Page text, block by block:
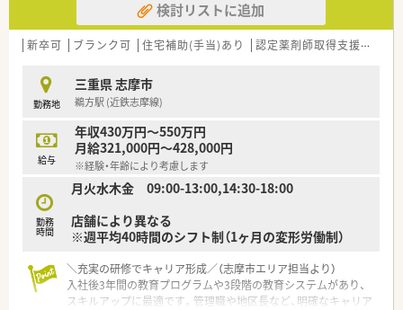
準がございます。子育て世代の方も活躍できる環境がございま
す。
★ライフワークバランス重視の方！
★地域密着の薬局で働きたい方！
検討リストに追加
新卒可 ブランク可 住宅補助(手当)あり 認定薬剤師取得支援あり
勤務地
三重県 志摩市
鵜方駅 (近鉄志摩線)
給与
年収430万円～550万円
月給321,000円～428,000円
※経験・年齢により考慮します
勤務
時間
月火水木金 09:00-13:00,14:30-18:00
店舗により異なる
※週平均40時間のシフト制（1ヶ月の変形労働制）
＼充実の研修でキャリア形成／（志摩市エリア担当より）
入社後3年間の教育プログラムや3段階の教育システムがあり、
スキルアップに最適です。管理職や地区長など、明確なキャリア